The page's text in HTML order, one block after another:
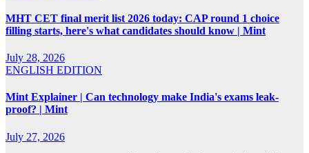
MHT CET final merit list 2026 today: CAP round 1 choice
filling starts, here's what candidates should know | Mint
July 28, 2026
ENGLISH EDITION
Mint Explainer | Can technology make India's exams leak-
proof? | Mint
July 27, 2026